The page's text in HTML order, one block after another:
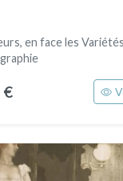
en face les Variétés
€